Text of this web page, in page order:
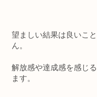
望ましい結果は良いこ
ん。
解放感や達成感を感じ
ます。